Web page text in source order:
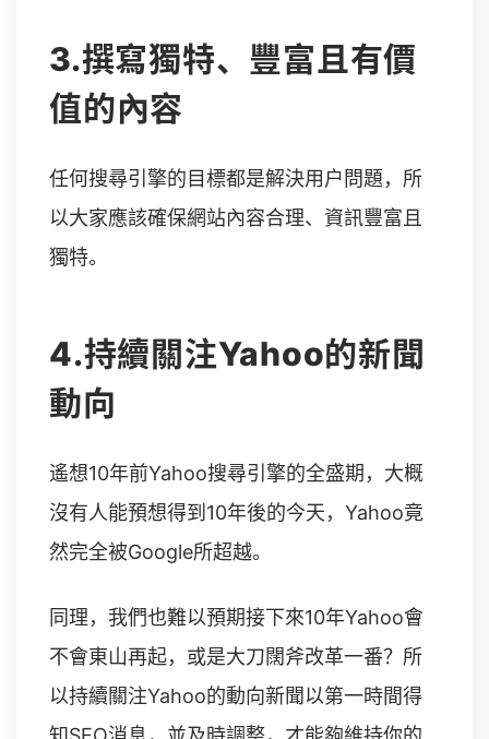
3.撰寫獨特、豐富且有價
值的內容
任何搜尋引擎的目標都是解決用戶問題，所
以大家應該確保網站內容合理、資訊豐富且
獨特。
4.持續關注Yahoo的新聞
動向
遙想10年前Yahoo搜尋引擎的全盛期，大概
沒有人能預想得到10年後的今天，Yahoo竟
然完全被Google所超越。
同理，我們也難以預期接下來10年Yahoo會
不會東山再起，或是大刀闊斧改革一番？所
以持續關注Yahoo的動向新聞以第一時間得